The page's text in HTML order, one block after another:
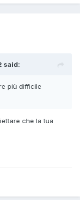
said:
più difficile
che la tua